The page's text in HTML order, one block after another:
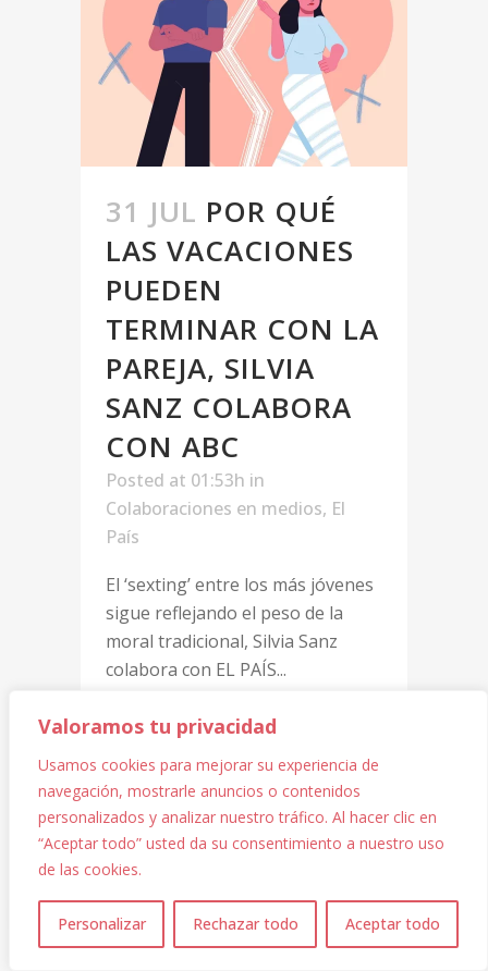
Valoramos tu privacidad
Usamos cookies para mejorar su experiencia de
navegación, mostrarle anuncios o contenidos
personalizados y analizar nuestro tráfico. Al hacer clic en
“Aceptar todo” usted da su consentimiento a nuestro uso
de las cookies.
Personalizar Rechazar todo Aceptar todo
31 JUL POR QUÉ
LAS VACACIONES
PUEDEN
TERMINAR CON LA
PAREJA, SILVIA
SANZ COLABORA
CON ABC
Posted at 01:53h in
Colaboraciones en medios, El
País
El ‘sexting’ entre los más jóvenes
sigue reflejando el peso de la
moral tradicional, Silvia Sanz
colabora con EL PAÍS...
READ MORE